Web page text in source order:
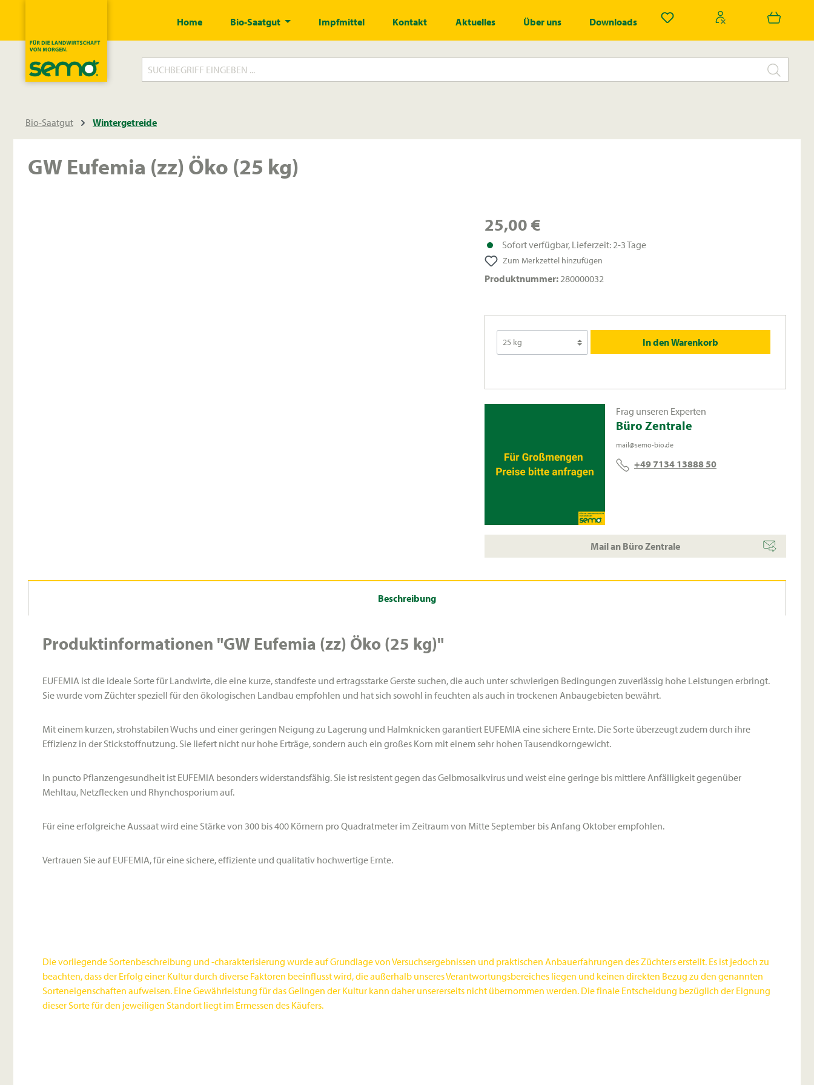
Du hast 0 Produkte auf dem
Home Bio-Saatgut Impfmittel Kontakt Aktuelles Über uns Downloads
Bio-Saatgut Wintergetreide
GW Eufemia (zz) Öko (25 kg)
25,00 €
Sofort verfügbar, Lieferzeit: 2-3 Tage
Zum Merkzettel hinzufügen
Produktnummer:280000032
In den Warenkorb
Frag unseren Experten
Büro Zentrale
mail@semo-bio.de
+49 7134 13888 50
Mail an Büro Zentrale
Beschreibung
Produktinformationen "GW Eufemia (zz) Öko (25 kg)"
EUFEMIA ist die ideale Sorte für Landwirte, die eine kurze, standfeste und ertragsstarke Gerste suchen, die auch unter schwierigen Bedingungen zuverlässig hohe Leistungen erbringt.
Sie wurde vom Züchter speziell für den ökologischen Landbau empfohlen und hat sich sowohl in feuchten als auch in trockenen Anbaugebieten bewährt.
Mit einem kurzen, strohstabilen Wuchs und einer geringen Neigung zu Lagerung und Halmknicken garantiert EUFEMIA eine sichere Ernte. Die Sorte überzeugt zudem durch ihre
Effizienz in der Stickstoffnutzung. Sie liefert nicht nur hohe Erträge, sondern auch ein großes Korn mit einem sehr hohen Tausendkorngewicht.
In puncto Pflanzengesundheit ist EUFEMIA besonders widerstandsfähig. Sie ist resistent gegen das Gelbmosaikvirus und weist eine geringe bis mittlere Anfälligkeit gegenüber
Mehltau, Netzflecken und Rhynchosporium auf.
Für eine erfolgreiche Aussaat wird eine Stärke von 300 bis 400 Körnern pro Quadratmeter im Zeitraum von Mitte September bis Anfang Oktober empfohlen.
Vertrauen Sie auf EUFEMIA, für eine sichere, effiziente und qualitativ hochwertige Ernte.
Die vorliegende Sortenbeschreibung und -charakterisierung wurde auf Grundlage von Versuchsergebnissen und praktischen Anbauerfahrungen des Züchters erstellt. Es ist jedoch zu
beachten, dass der Erfolg einer Kultur durch diverse Faktoren beeinflusst wird, die außerhalb unseres Verantwortungsbereiches liegen und keinen direkten Bezug zu den genannten
Sorteneigenschaften aufweisen. Eine Gewährleistung für das Gelingen der Kultur kann daher unsererseits nicht übernommen werden. Die finale Entscheidung bezüglich der Eignung
dieser Sorte für den jeweiligen Standort liegt im Ermessen des Käufers.